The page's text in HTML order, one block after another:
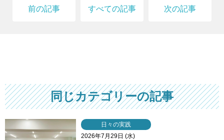
前の記事 すべての記事 次の記事
同じカテゴリーの記事
日々の実践
2026年7月29日 (水)